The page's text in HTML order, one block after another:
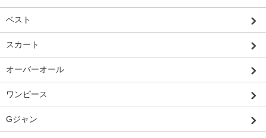
ベスト
スカート
オーバーオール
ワンピース
Gジャン